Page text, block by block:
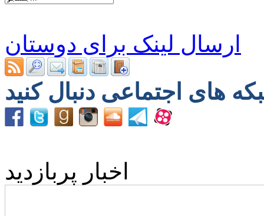
ارسال لینک برای دوستان
اخبار پربازدید